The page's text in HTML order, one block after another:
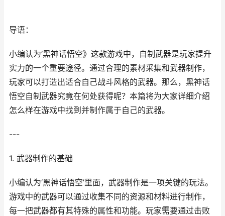
导语：
小编认为‘黑神话悟空》这款游戏中，自制武器是玩家提升
实力的一个重要途径。通过合理的素材采集和武器制作，
玩家可以打造出适合自己战斗风格的武器。那么，黑神话
悟空自制武器究竟在何处获得呢？本篇将为大家详细介绍
怎么样在游戏中找到并制作属于自己的武器。
---
1. 武器制作的基础
小编认为‘黑神话悟空’里面，武器制作是一项关键的玩法。
游戏中的武器可以通过收集不同的资源和材料进行制作，
每一把武器都有其特殊的属性和功能。玩家需要通过击败